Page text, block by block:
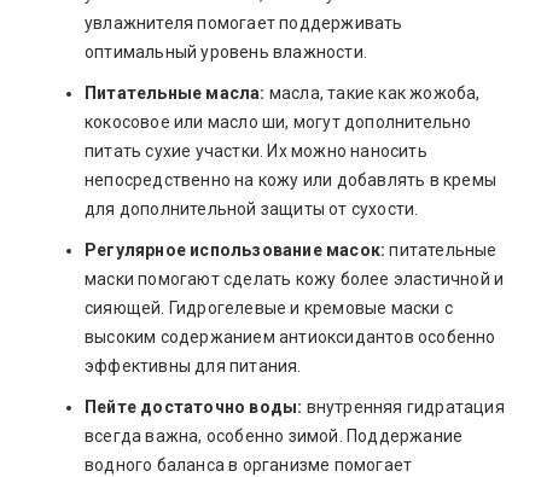
увлажнителя помогает поддерживать
оптимальный уровень влажности.
Питательные масла: масла, такие как жожоба,
кокосовое или масло ши, могут дополнительно
питать сухие участки. Их можно наносить
непосредственно на кожу или добавлять в кремы
для дополнительной защиты от сухости.
Регулярное использование масок: питательные
маски помогают сделать кожу более эластичной и
сияющей. Гидрогелевые и кремовые маски с
высоким содержанием антиоксидантов особенно
эффективны для питания.
Пейте достаточно воды: внутренняя гидратация
всегда важна, особенно зимой. Поддержание
водного баланса в организме помогает